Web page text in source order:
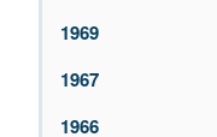
1969
1967
1966